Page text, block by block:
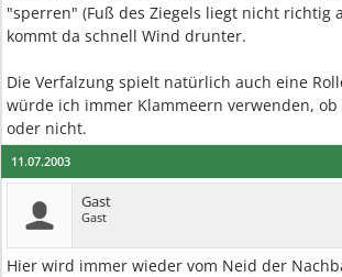
"sperren" (Fuß des Ziegels liegt nicht richtig
kommt da schnell Wind drunter.
Die Verfalzung spielt natürlich auch eine
würde ich immer Klammeern verwenden, ob
oder nicht.
11.07.2003
Gast
Gast
Hier wird immer wieder vom Neid der